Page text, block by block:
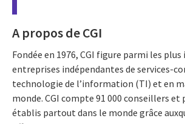
A propos de CGI
Fondée en 1976, CGI figure parmi les
entreprises indépendantes de services-
technologie de l’information (TI) et en
monde. CGI compte 91 000 conseillers
établis partout dans le monde grâce